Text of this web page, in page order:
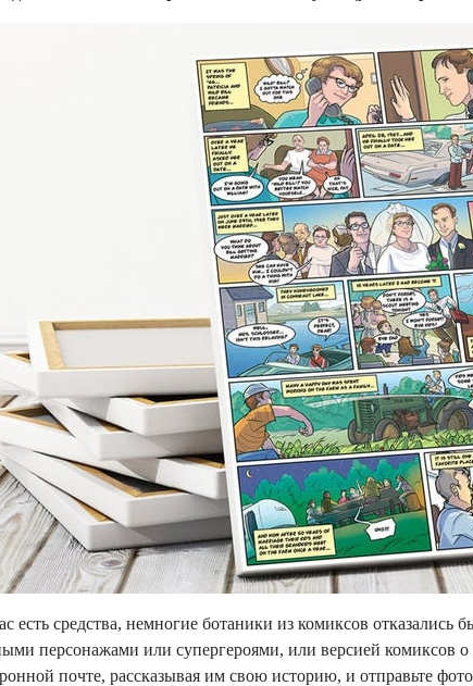
есть средства, немногие ботаники из комиксов
персонажами или супергероями, или версией комиксов о
почте, рассказывая им свою историю, и отправьте